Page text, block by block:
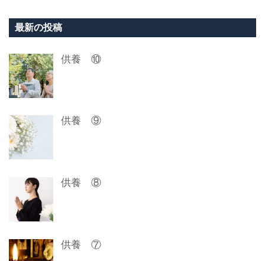
ビ
ー
シ
ョ
ン
最新の投稿
供養 ⑩
供養 ⑨
供養 ⑧
供養 ⑦